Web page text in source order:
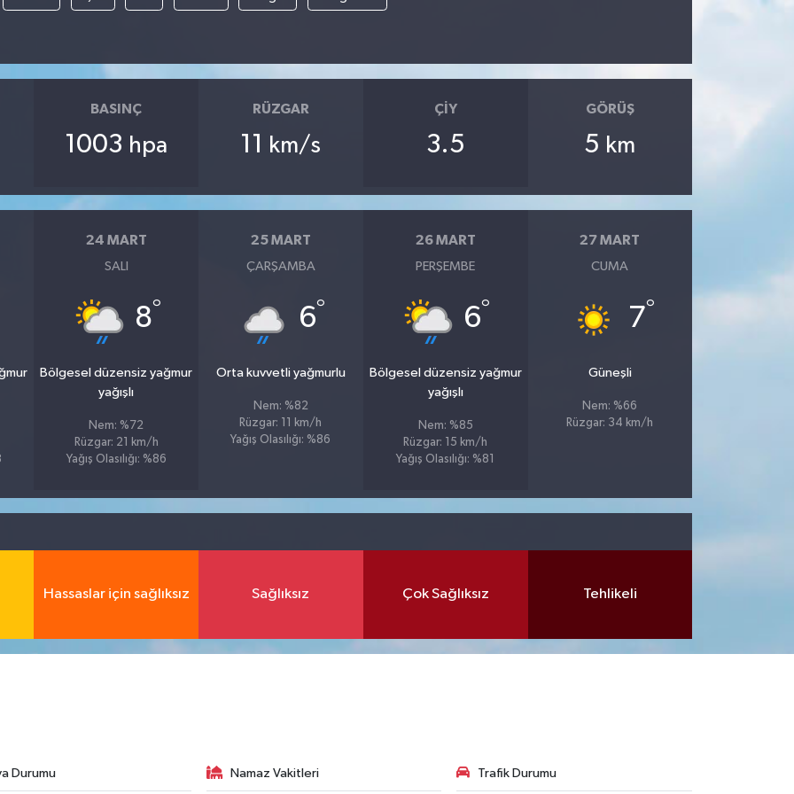
BASINÇ
1003 hpa
RÜZGAR
11 km/s
ÇIY
3.5
GÖRÜŞ
5 km
24 MART
SALI
8°
Bölgesel düzensiz yağmur
yağışlı
Nem: %72
Rüzgar: 21 km/h
Yağış Olasılığı: %86
25 MART
ÇARŞAMBA
6°
Orta kuvvetli yağmurlu
Nem: %82
Rüzgar: 11 km/h
Yağış Olasılığı: %86
26 MART
PERŞEMBE
6°
Bölgesel düzensiz yağmur
yağışlı
Nem: %85
Rüzgar: 15 km/h
Yağış Olasılığı: %81
27 MART
CUMA
7°
Güneşli
Nem: %66
Rüzgar: 34 km/h
Hassaslar için sağlıksız Sağlıksız Çok Sağlıksız Tehlikeli
Durumu Namaz Vakitleri Trafik Durumu